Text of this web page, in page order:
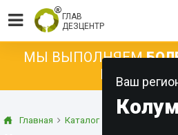
ГЛАВ
ДЕЗЦЕНТР
Ваш
МЫ ВЫПОЛНЯЕМ
КАЖДЫЙ
Главная Каталог Концентраты